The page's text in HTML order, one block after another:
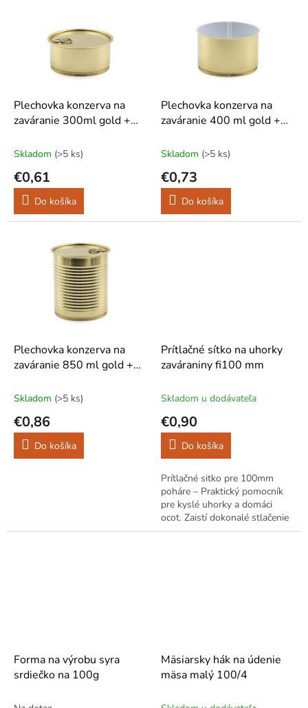
Plechovka konzerva na
zaváranie 300ml gold +
Skladom (>5 ks)
€0,61
Do košíka
Plechovka konzerva na
zaváranie 400 ml gold +
Skladom (>5 ks)
€0,73
Do košíka
Plechovka konzerva na
zaváranie 850 ml gold +
Skladom (>5 ks)
€0,86
Do košíka
Prítlačné sítko na uhorky
zaváraniny fi100 mm
Skladom u dodávateľa
€0,90
Do košíka
Prítlačné sitko pre 100mm
poháre – Praktický pomocník
pre kyslé uhorky a domáci
ocot. Zaistí dokonalé stlačenie
obsahu pohárov, zachová chuť
Forma na výrobu syra
srdiečko na 100g
Mäsiarsky hák na údenie
mäsa malý 100/4